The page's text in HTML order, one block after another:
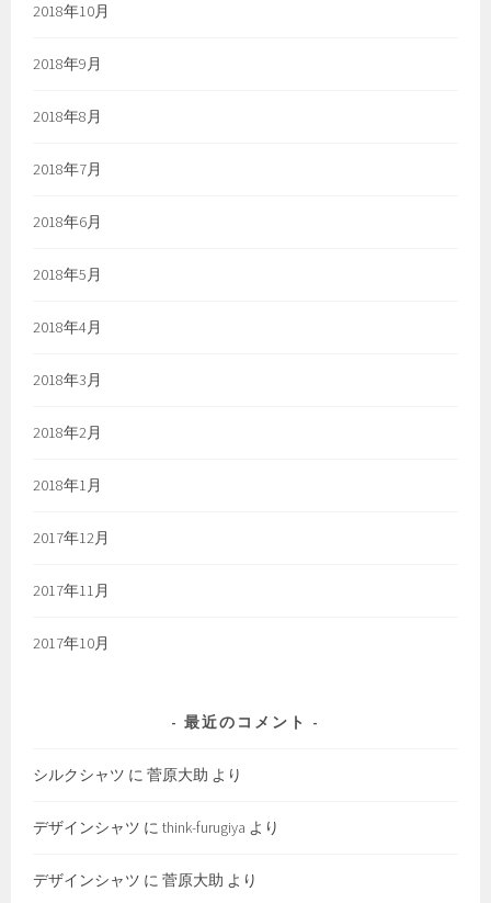
2018年10月
2018年9月
2018年8月
2018年7月
2018年6月
2018年5月
2018年4月
2018年3月
2018年2月
2018年1月
2017年12月
2017年11月
2017年10月
最近のコメント
シルクシャツ に菅原大助 より
デザインシャツ にthink-furugiya より
デザインシャツ に菅原大助 より